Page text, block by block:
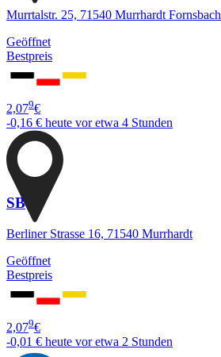
Murrtalstr. 25, 71540 Murrhardt Fornsbach
Geöffnet
Bestpreis
2,079€
-0,16 € heute vor etwa 4 Stunden
SB
Berliner Strasse 16, 71540 Murrhardt
Geöffnet
Bestpreis
2,079€
-0,01 € heute vor etwa 2 Stunden